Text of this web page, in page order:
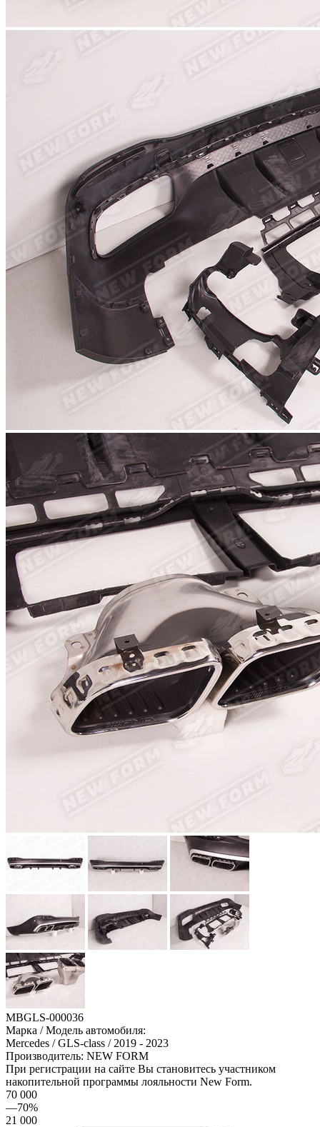
MBGLS-000036
Марка / Модель автомобиля:
Mercedes / GLS-class / 2019 - 2023
Производитель: NEW FORM
При регистрации на сайте Вы становитесь участником
накопительной программы лояльности New Form.
70 000
—70%
21 000